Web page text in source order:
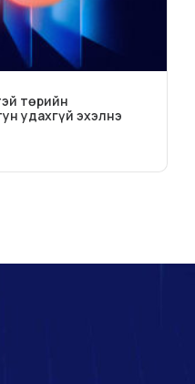
төрийн
удахгүй эхэлнэ